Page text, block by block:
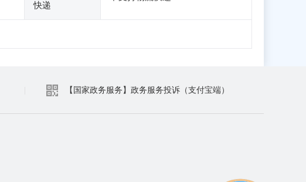
快递
【国家政务服务】政务服务投诉（支付宝端）